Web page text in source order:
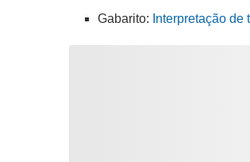
Gabarito: Interpretação